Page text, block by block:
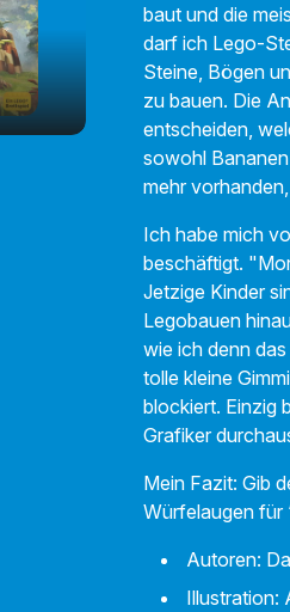
baut und die
darf ich Lego-
Steine, Bögen
zu bauen. Die
entscheiden,
sowohl
mehr
Ich habe mich
beschäftigt.
Jetzige Kinder
Legobauen
wie ich denn
tolle kleine
blockiert. Einzig
Grafiker
Mein Fazit: Gib
Würfelaugen für
Autoren:
Illustration: